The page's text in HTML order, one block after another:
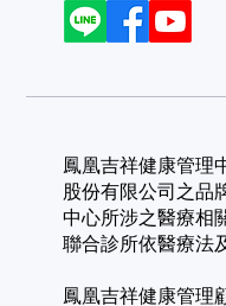
鳳凰吉祥健康管理
股份有限公司之品
中心所涉之醫療相
聯合診所依醫療法
鳳凰吉祥健康管理